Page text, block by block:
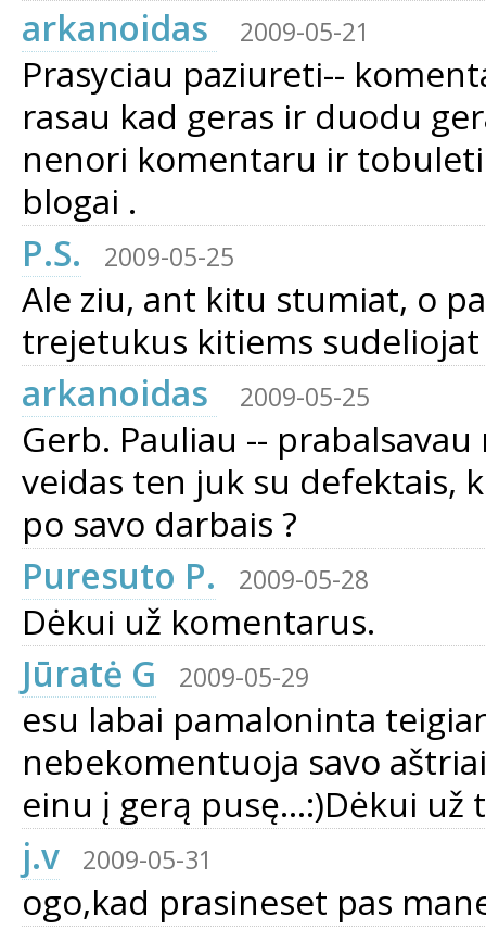
arkanoidas
2009-05-21
Prasyciau paziureti--
rasau kad geras ir duodu
nenori komentaru ir
blogai .
P.S.
2009-05-25
Ale ziu, ant kitu stumiat, o
trejetukus kitiems
arkanoidas
2009-05-25
Gerb. Pauliau --
veidas ten juk su defektais,
po savo darbais ?
Puresuto P.
2009-05-28
Dėkui už komentarus.
Jūratė G
2009-05-29
esu labai pamaloninta
nebekomentuoja savo
einu į gerą pusę...:)Dėkui
j.v
2009-05-31
ogo,kad prasineset pas